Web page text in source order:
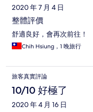
2020 年 7 月 4 日
整體評價
舒適良好，會再次前往！
Chih Hsiung，1 晚旅行
旅客真實評論
10/10 好極了
2020 年 4 月 16 日